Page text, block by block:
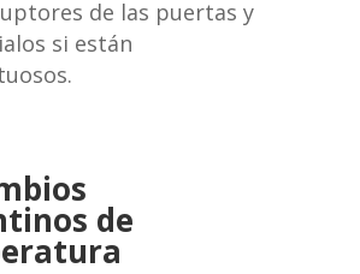
de las puertas y
si están
de